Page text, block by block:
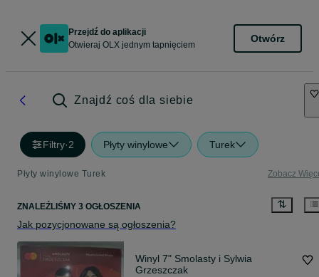
Przejdź do aplikacji
Otwieraj OLX jednym tapnięciem
Otwórz
Znajdź coś dla siebie
Filtry·2 Płyty winylowe Turek
Płyty winylowe Turek Zobacz
ZNALEŹLIŚMY 3 OGŁOSZENIA
Jak pozycjonowane są ogłoszenia?
Winyl 7" Smolasty i Sylwia
Grzeszczak